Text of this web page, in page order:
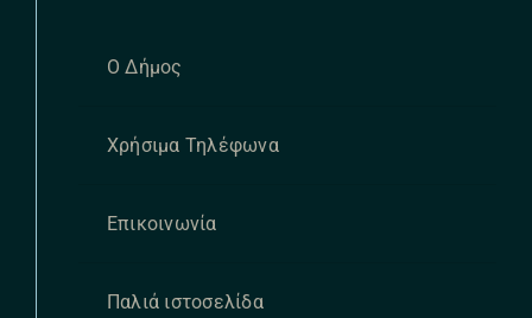
Ο Δήμος
Χρήσιμα Τηλέφωνα
Επικοινωνία
Παλιά ιστοσελίδα